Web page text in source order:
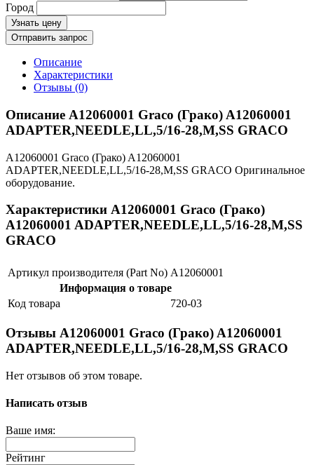
Город
Узнать цену
Отправить запрос
Описание
Характеристики
Отзывы (0)
Описание A12060001 Graco (Грако) A12060001
ADAPTER,NEEDLE,LL,5/16-28,M,SS GRACO
A12060001 Graco (Грако) A12060001
ADAPTER,NEEDLE,LL,5/16-28,M,SS GRACO Оригинальное
оборудование.
Характеристики A12060001 Graco (Грако)
A12060001 ADAPTER,NEEDLE,LL,5/16-28,M,SS
GRACO
Артикул производителя (Part No) A12060001
Информация о товаре
Код товара
720-03
Отзывы A12060001 Graco (Грако) A12060001
ADAPTER,NEEDLE,LL,5/16-28,M,SS GRACO
Нет отзывов об этом товаре.
Написать отзыв
Ваше имя:
Рейтинг